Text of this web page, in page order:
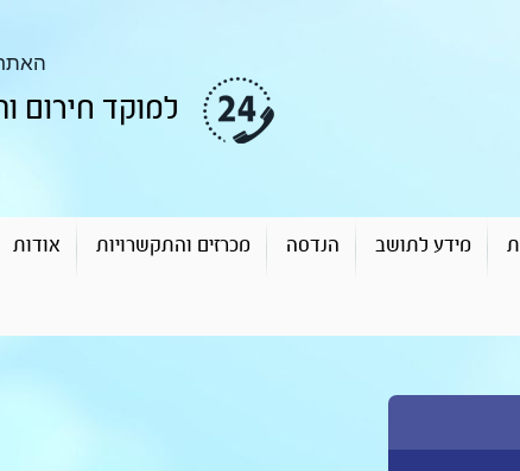
למוקד חירום ותקלות
מידע לתושב הנדסה מכרזים והתקשרויות אודות